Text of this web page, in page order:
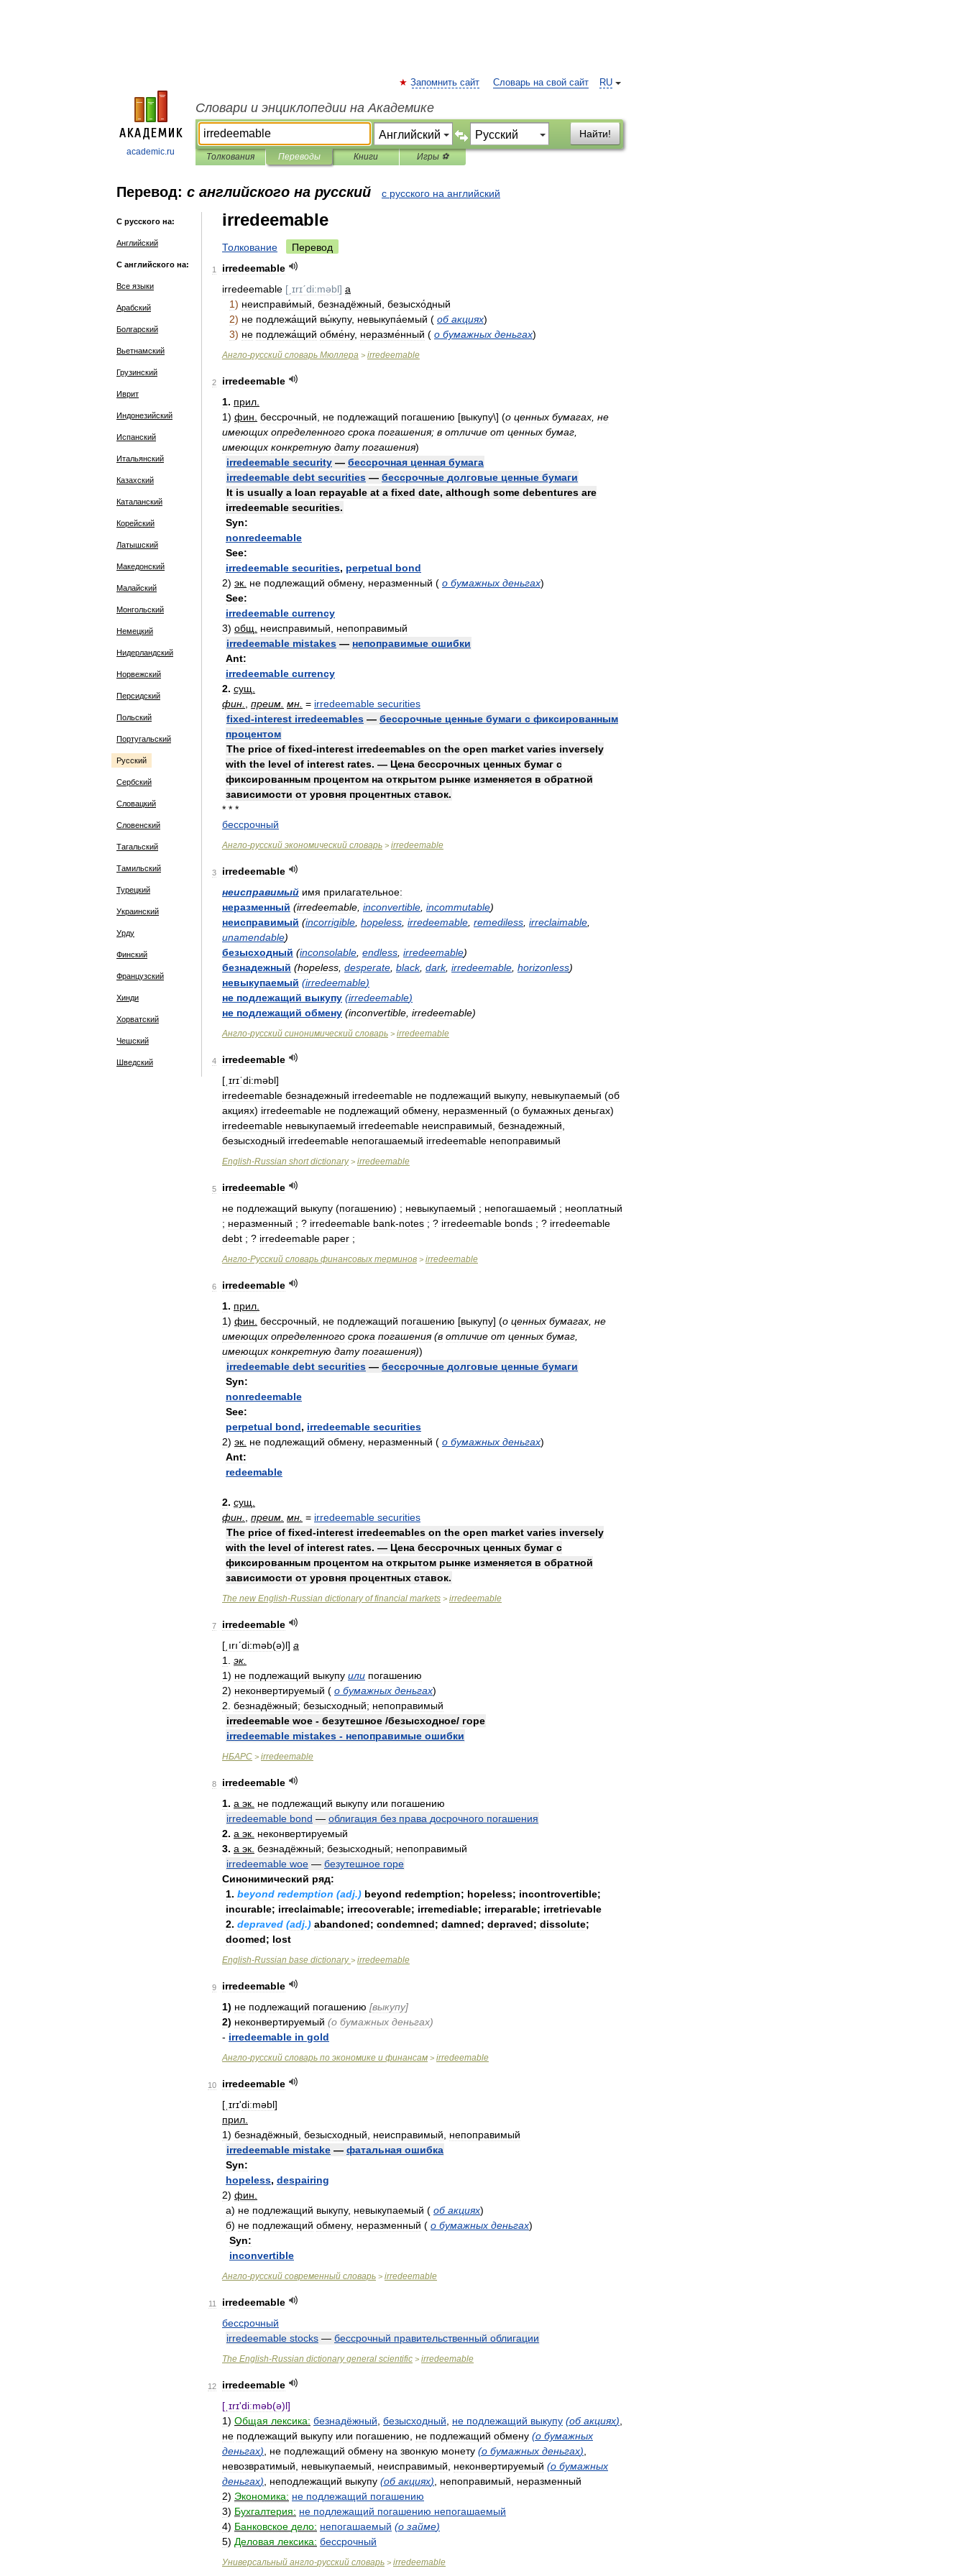
academic.ru
RU
Запомнить сайт Словарь на свой сайт
Словари и энциклопедии на Академике
Найти!
Толкования Переводы Книги Игры ⚽
Перевод: с английского на русский с русского на английский
С русского на:
Английский
С английского на:
Все языки
Арабский
Болгарский
Вьетнамский
Грузинский
Иврит
Индонезийский
Испанский
Итальянский
Казахский
Каталанский
Корейский
Латышский
Македонский
Малайский
Монгольский
Немецкий
Нидерландский
Норвежский
Персидский
Польский
Португальский
Русский
Сербский
Словацкий
Словенский
Тагальский
Тамильский
Турецкий
Украинский
Урду
Финский
Французский
Хинди
Хорватский
Чешский
Шведский
irredeemable
Толкование Перевод
1
irredeemable
irredeemable [ ˏɪrɪˊdi:məbl] a
1) неисправи́мый безнадёжный безысхо́дный
2) не подлежа́щий вы́купу, невыкупа́емый ( об акциях)
3) не подлежа́щий обме́ну, неразме́нный ( о бумажных деньгах)
Англо-русский словарь Мюллера > irredeemable
2
irredeemable
1. прил
1) фин бессрочный не подлежащий погашению [выкупу\] (о ценных бумагах не
имеющих определенного срока погашения; в отличие от ценных бумаг
имеющих конкретную дату погашения)
irredeemable security — бессрочная ценная бумага
irredeemable debt securities — бессрочные долговые ценные бумаги
It is usually a loan repayable at a fixed date, although some debentures are
irredeemable securities.
Syn:
nonredeemable
See:
irredeemable securities, perpetual bond
2) эк не подлежащий обмену, неразменный ( о бумажных деньгах)
See:
irredeemable currency
3) общ неисправимый
непоправимый
irredeemable mistakes — непоправимые ошибки
Ant:
irredeemable currency
2. сущ
фин
преим мн = irredeemable securities
fixed-interest irredeemables — бессрочные ценные бумаги с фиксированным
процентом
The price of fixed-interest irredeemables on the open market varies inversely
with the level of interest rates. — Цена бессрочных ценных бумаг с
фиксированным процентом на открытом рынке изменяется в обратной
зависимости от уровня процентных ставок.
* * *
бессрочный
Англо-русский экономический словарь > irredeemable
3
irredeemable
неисправимый имя прилагательное:
неразменный (irredeemable inconvertible incommutable)
неисправимый (incorrigible hopeless irredeemable remediless irreclaimable
unamendable)
безысходный (inconsolable endless irredeemable)
безнадежный (hopeless desperate black, dark, irredeemable horizonless)
невыкупаемый (irredeemable)
не подлежащий выкупу (irredeemable)
не подлежащий обмену (inconvertible irredeemable)
Англо-русский синонимический словарь > irredeemable
4
irredeemable
[ ˌɪrɪˈdi:məbl]
irredeemable безнадежный irredeemable не подлежащий выкупу, невыкупаемый (об
акциях) irredeemable не подлежащий обмену, неразменный (о бумажных деньгах)
irredeemable невыкупаемый irredeemable неисправимый безнадежный
безысходный irredeemable непогашаемый irredeemable непоправимый
English-Russian short dictionary> irredeemable
5
irredeemable
не подлежащий выкупу (погашению) ; невыкупаемый ; непогашаемый ; неоплатный
; неразменный ; ? irredeemable bank-notes ; ? irredeemable bonds ; ? irredeemable
debt ; ? irredeemable paper ;
Англо-Русский словарь финансовых терминов > irredeemable
6
irredeemable
1. прил
1) фин бессрочный не подлежащий погашению [выкупу] (о ценных бумагах не
имеющих определенного срока погашения(в отличие от ценных бумаг
имеющих конкретную дату погашения))
irredeemable debt securities — бессрочные долговые ценные бумаги
Syn:
nonredeemable
See:
perpetual bond, irredeemable securities
2) эк не подлежащий обмену, неразменный ( о бумажных деньгах)
Ant:
redeemable
2. сущ
фин
преим мн = irredeemable securities
The price of fixed-interest irredeemables on the open market varies inversely
with the level of interest rates. — Цена бессрочных ценных бумаг с
фиксированным процентом на открытом рынке изменяется в обратной
зависимости от уровня процентных ставок.
The new English-Russian dictionary of financial markets > irredeemable
7
irredeemable
[ ͵ırıʹdi:məb(ə)l] a
1
эк
1) не подлежащий выкупу или погашению
2) неконвертируемый ( о бумажных деньгах)
2 безнадёжный; безысходный; непоправимый
irredeemable woe - безутешное /безысходное/ горе
irredeemable mistakes - непоправимые ошибки
НБАРС > irredeemable
8
irredeemable
1. a эк не подлежащий выкупу или погашению
irredeemable bond — облигация без права досрочного погашения
2. a эк неконвертируемый
3. a эк безнадёжный; безысходный; непоправимый
irredeemable woe — безутешное горе
Синонимический ряд:
1. beyond redemption (adj.) beyond redemption; hopeless; incontrovertible;
incurable; irreclaimable; irrecoverable; irremediable; irreparable; irretrievable
2. depraved (adj.) abandoned; condemned; damned; depraved; dissolute;
doomed; lost
English-Russian base dictionary > irredeemable
9
irredeemable
1) не подлежащий погашению [выкупу]
2) неконвертируемый (о бумажных деньгах)
- irredeemable in gold
Англо-русский словарь по экономике и финансам > irredeemable
10
irredeemable
[ ˌɪrɪ'diːməbl]
прил
1) безнадёжный безысходный неисправимый
непоправимый
irredeemable mistake — фатальная ошибка
Syn:
hopeless, despairing
2) фин
а) не подлежащий выкупу, невыкупаемый ( об акциях)
б) не подлежащий обмену, неразменный ( о бумажных деньгах)
Syn:
inconvertible
Англо-русский современный словарь > irredeemable
11
irredeemable
бессрочный
irredeemable stocks — бессрочный правительственный облигации
The English-Russian dictionary general scientific > irredeemable
12
irredeemable
[ ˌɪrɪ'diːməb(ə)l]
1) Общая лексика: безнадёжный безысходный не подлежащий выкупу (об акциях)
не подлежащий выкупу или погашению не подлежащий обмену (о бумажных
деньгах) не подлежащий обмену на звонкую монету (о бумажных деньгах)
невозвратимый
невыкупаемый неисправимый неконвертируемый (о бумажных
деньгах) неподлежащий выкупу (об акциях) непоправимый
неразменный
2) Экономика: не подлежащий погашению
3) Бухгалтерия: не подлежащий погашению непогашаемый
4) Банковское дело: непогашаемый (о займе)
5) Деловая лексика: бессрочный
Универсальный англо-русский словарь > irredeemable